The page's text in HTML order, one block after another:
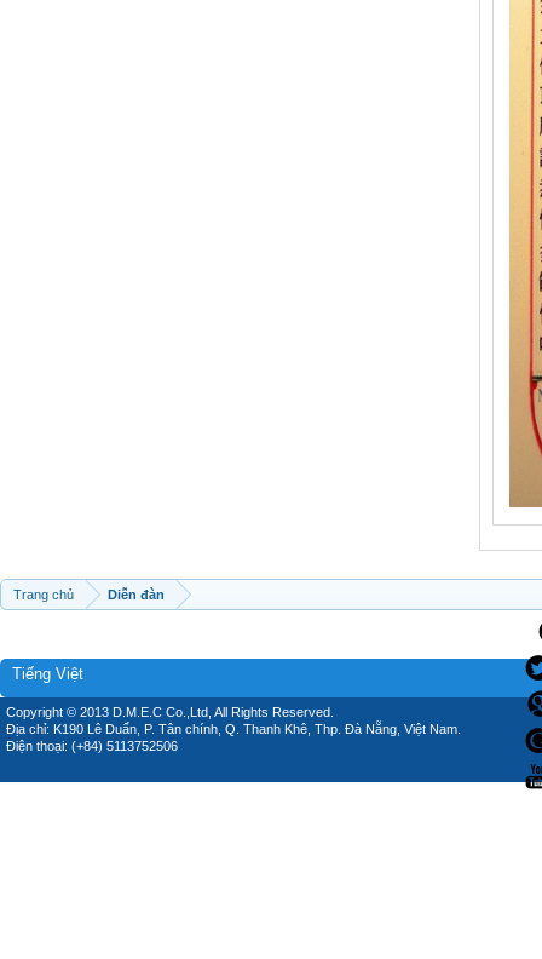
Trang chủ Diễn đàn
Tiếng Việt
Copyright © 2013 D.M.E.C Co.,Ltd, All Rights Reserved.
Địa chỉ: K190 Lê Duẩn, P. Tân chính, Q. Thanh Khê, Thp. Đà Nẵng, Việt Nam.
Điện thoại: (+84) 5113752506